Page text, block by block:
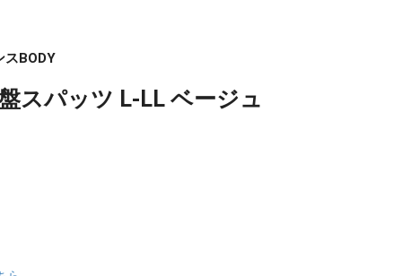
スBODY
スパッツ L-LL ベージュ